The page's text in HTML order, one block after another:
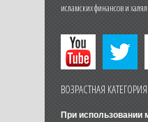
исламских финансов и
ВОЗРАСТНАЯ
При использовании